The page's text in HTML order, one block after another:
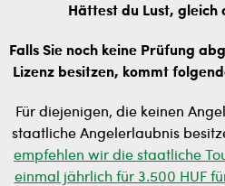
Hättest du Lust, gleich
Falls Sie noch keine Prüfung
Lizenz besitzen, kommt
Für diejenigen, die keinen
staatliche Angelerlaubnis
empfehlen wir die staatliche
einmal jährlich für 3.500 HUF